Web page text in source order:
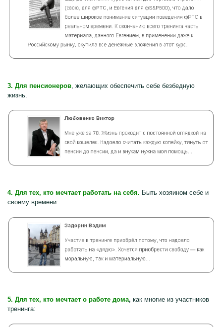
3. Для пенсионеров, желающих обеспечить себе безбедную
жизнь.
4. Для тех, кто мечтает работать на себя. Быть хозяином себе и
своему времени:
5. Для тех, кто мечтает о работе дома, как многие из участников
тренинга: